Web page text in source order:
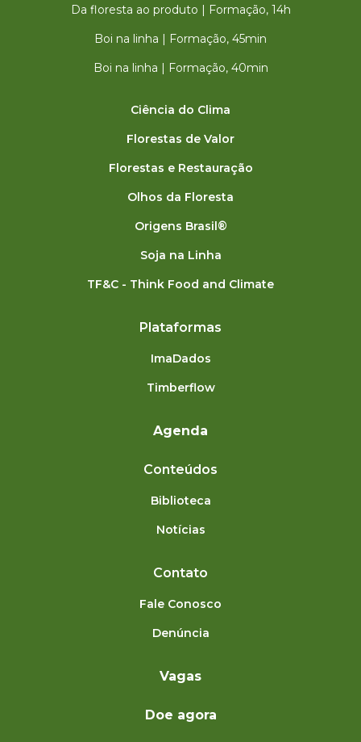
Da floresta ao produto | Formação, 14h
Boi na linha | Formação, 45min
Boi na linha | Formação, 40min
Ciência do Clima
Florestas de Valor
Florestas e Restauração
Olhos da Floresta
Origens Brasil®
Soja na Linha
TF&C - Think Food and Climate
Plataformas
ImaDados
Timberflow
Agenda
Conteúdos
Biblioteca
Notícias
Contato
Fale Conosco
Denúncia
Vagas
Doe agora